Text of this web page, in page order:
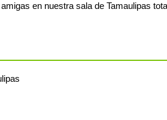
en nuestra sala de Tamaulipas